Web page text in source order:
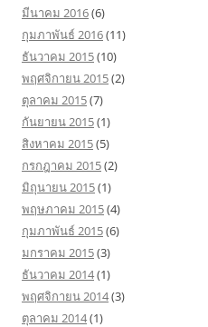
มีนาคม 2016(6)
กุมภาพันธ์ 2016(11)
ธันวาคม 2015(10)
พฤศจิกายน 2015(2)
ตุลาคม 2015(7)
กันยายน 2015(1)
สิงหาคม 2015(5)
กรกฎาคม 2015(2)
มิถุนายน 2015(1)
พฤษภาคม 2015(4)
กุมภาพันธ์ 2015(6)
มกราคม 2015(3)
ธันวาคม 2014(1)
พฤศจิกายน 2014(3)
ตุลาคม 2014(1)